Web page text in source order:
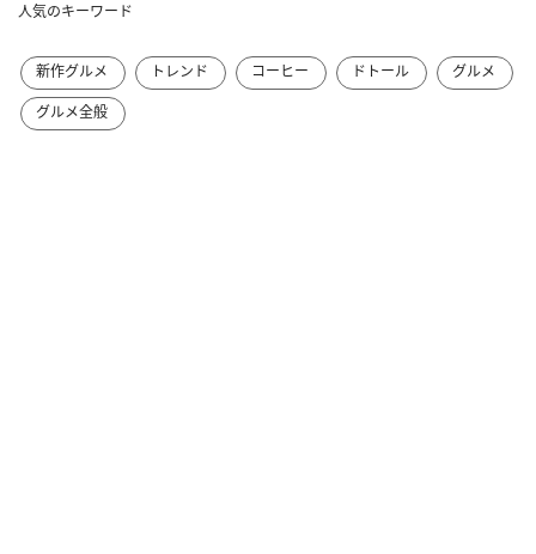
人気のキーワード
新作グルメ トレンド コーヒー ドトール
グルメ
グルメ全般